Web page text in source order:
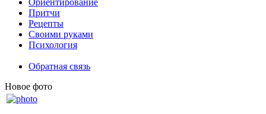
Ориентирование
Притчи
Рецепты
Своими руками
Психология
Обратная связь
Новое фото